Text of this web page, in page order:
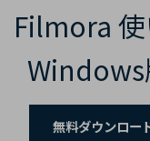
プラン＆価格
サポート
AI機能
活用法
Filmoraのユーザー層
ビデオソリューション
動画編集関連知識
サポート
Filmora
無料ダウンロー